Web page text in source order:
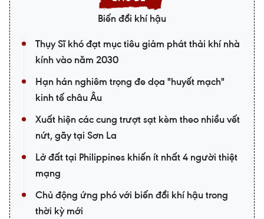
Biến đổi khí hậu
Thụy Sĩ khó đạt mục tiêu giảm phát thải khí nhà
kính vào năm 2030
Hạn hán nghiêm trọng đe dọa "huyết mạch"
kinh tế châu Âu
Xuất hiện các cung trượt sạt kèm theo nhiều vết
nứt, gãy tại Sơn La
Lở đất tại Philippines khiến ít nhất 4 người thiệt
mạng
Chủ động ứng phó với biến đổi khí hậu trong
thời kỳ mới